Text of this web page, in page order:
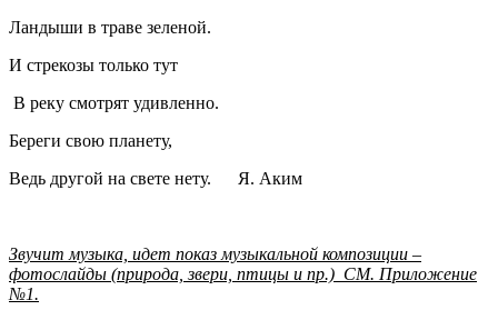
Ландыши в траве зеленой.
И стрекозы только тут
В реку смотрят удивленно.
Береги свою планету,
Ведь другой на свете нету. Я. Аким
Звучит музыка, идет показ музыкальной композиции –
фотослайды (природа, звери, птицы и пр.) CМ. Приложение
№1.